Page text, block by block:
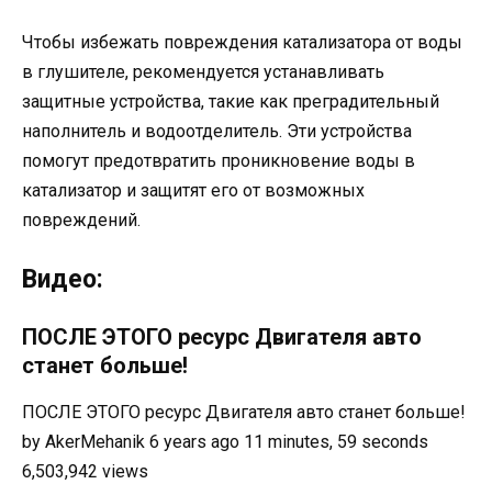
Чтобы избежать повреждения катализатора от воды
в глушителе, рекомендуется устанавливать
защитные устройства, такие как преградительный
наполнитель и водоотделитель. Эти устройства
помогут предотвратить проникновение воды в
катализатор и защитят его от возможных
повреждений.
Видео:
ПОСЛЕ ЭТОГО ресурс Двигателя авто
станет больше!
ПОСЛЕ ЭТОГО ресурс Двигателя авто станет больше!
by AkerMehanik 6 years ago 11 minutes, 59 seconds
6,503,942 views